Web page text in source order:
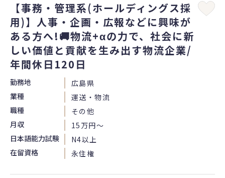
【事務・管理系(ホールディングス採
用)】人事・企画・広報などに興味が
ある方へ!🚚物流+αの力で、社会に新
しい価値と貢献を生み出す物流企業/
年間休日120日
勤務地
広島県
業種
運送・物流
職種
その他
月収
15万円〜
日本語能力試験
N4以上
在留資格
永住権